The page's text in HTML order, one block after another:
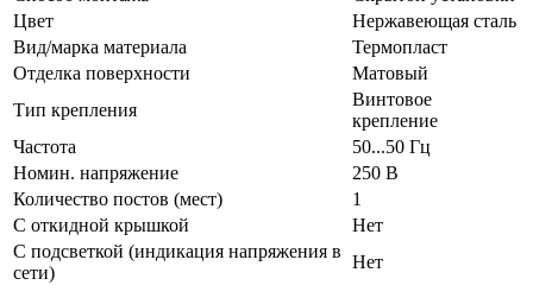
Цвет
Нержавеющая сталь
Вид/марка материала
Термопласт
Отделка поверхности
Матовый
Тип крепления
Винтовое
крепление
Частота
50...50 Гц
Номин. напряжение
250 В
Количество постов (мест)
1
С откидной крышкой
Нет
С подсветкой (индикация напряжения в
сети)
Нет